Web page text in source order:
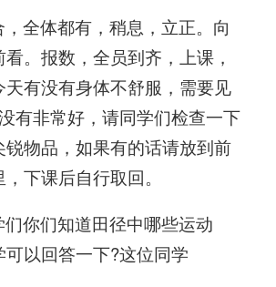
，全体都有，稍息，立正。向
。报数，全员到齐，上课，
天有没有身体不舒服，需要见
有非常好，请同学们检查一下
物品，如果有的话请放到前
下课后自行取回。
们你们知道田径中哪些运动
以回答一下?这位同学